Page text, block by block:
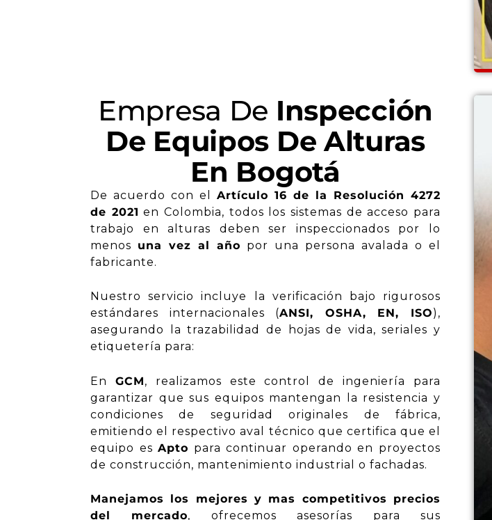
Empresa De Inspección
De Equipos De Alturas
En Bogotá
De acuerdo con el Artículo 16 de la Resolución 4272
de 2021 en Colombia, todos los sistemas de acceso para
trabajo en alturas deben ser inspeccionados por lo
menos una vez al año por una persona avalada o el
fabricante.
Nuestro servicio incluye la verificación bajo rigurosos
estándares internacionales (ANSI, OSHA, EN, ISO),
asegurando la trazabilidad de hojas de vida, seriales y
etiquetería para:
En GCM, realizamos este control de ingeniería para
garantizar que sus equipos mantengan la resistencia y
condiciones de seguridad originales de fábrica,
emitiendo el respectivo aval técnico que certifica que el
equipo esApto para continuar operando en proyectos
de construcción, mantenimiento industrial o fachadas.
Manejamos los mejores y mas competitivos precios
del mercado, ofrecemosasesorías para sus